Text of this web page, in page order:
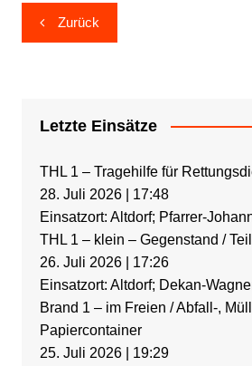
Beitragsnavigation
Zurück
Letzte Einsätze
THL 1 – Tragehilfe für
28. Juli 2026| 17:48
Einsatzort: Altdorf; Pfarrer-
THL 1 – klein – Gegenstand /
26. Juli 2026| 17:26
Einsatzort: Altdorf; Dekan-
Brand 1 – im Freien / Abfall-,
Papiercontainer
25. Juli 2026| 19:29